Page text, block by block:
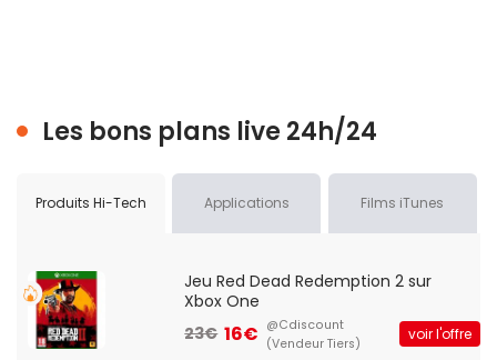
Les bons plans live 24h/24
Produits Hi-Tech Applications Films iTunes
Jeu Red Dead Redemption 2 sur
Xbox One
23€ 16€ @Cdiscount
(Vendeur Tiers)
voir l'offre